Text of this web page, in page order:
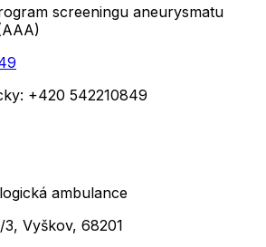
screeningu aneurysmatu
+420 542210849
ambulance
Vyškov, 68201